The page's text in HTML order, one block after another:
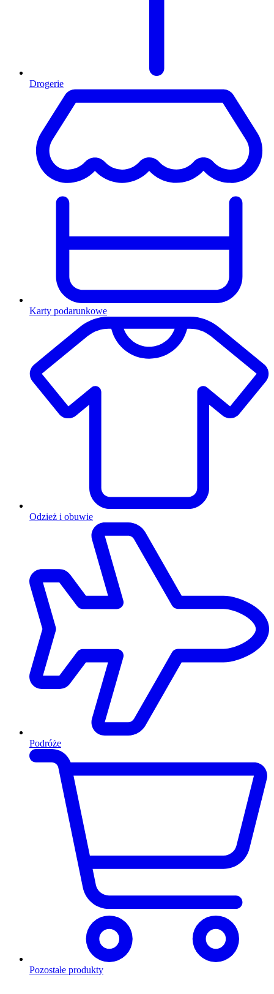
Drogerie
Karty podarunkowe
Odzież i obuwie
Podróże
Pozostałe produkty